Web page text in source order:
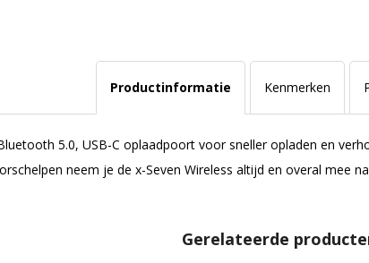
Productinformatie Kenmerken
5.0, USB-C oplaadpoort voor sneller opladen en
neem je de x-Seven Wireless altijd en overal mee
Gerelateerde